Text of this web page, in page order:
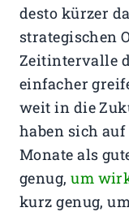
desto kürzer
strategischen
Zeitintervalle
einfacher
weit in die
haben sich
Monate als
genug,um
kurz genug,